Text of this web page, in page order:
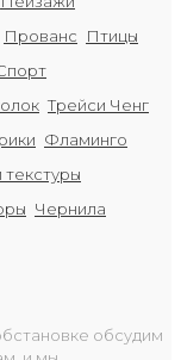
Прованс
Птицы
Трейси Ченг
Фламинго
Чернила
обсудим